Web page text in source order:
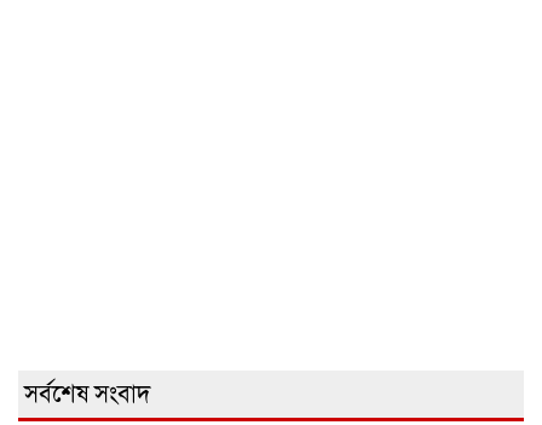
সর্বশেষ সংবাদ